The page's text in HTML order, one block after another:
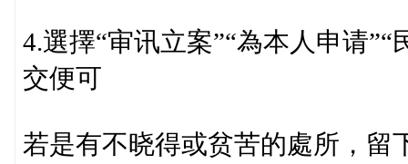
4.選擇“审讯立案”“為本人申请
交便可
若是有不晓得或贫苦的處所，留